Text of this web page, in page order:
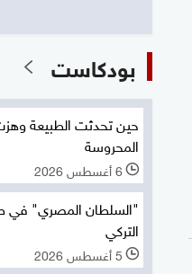
بودكاست
حين تحدثت الطبيعة
المحروسة
l 6 أغسطس 2026
"السلطان المصري" في
التركي
l 5 أغسطس 2026